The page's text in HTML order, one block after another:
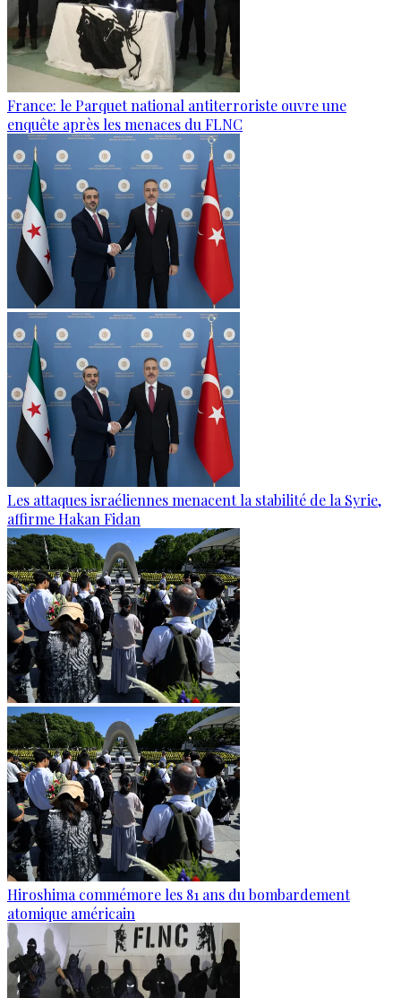
France: le Parquet national antiterroriste ouvre une
enquête après les menaces du FLNC
Les attaques israéliennes menacent la stabilité de la Syrie,
affirme Hakan Fidan
Hiroshima commémore les 81 ans du bombardement
atomique américain